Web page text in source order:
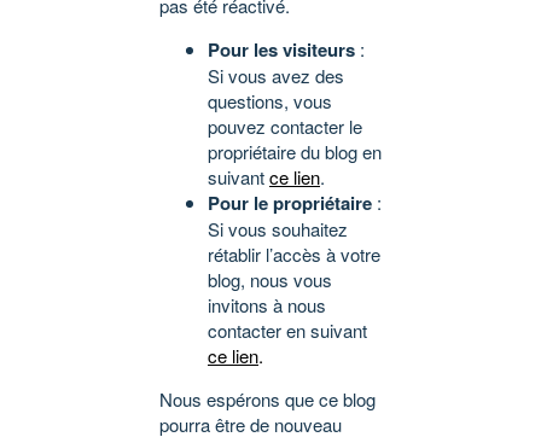
pas été réactivé.
Pour les visiteurs :
Si vous avez des
questions, vous
pouvez contacter le
propriétaire du blog en
suivantce lien.
Pour le propriétaire :
Si vous souhaitez
rétablir l’accès à votre
blog, nous vous
invitons à nous
contacter en suivant
ce lien.
Nous espérons que ce blog
pourra être de nouveau